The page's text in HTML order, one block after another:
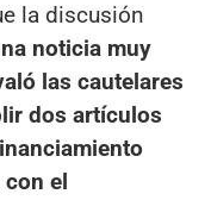
la discusión
noticia muy
las cautelares
dos artículos
el